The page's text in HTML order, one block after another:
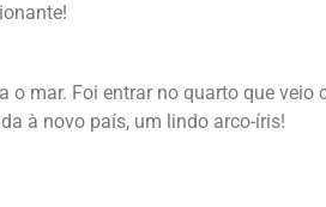
o mar. Foi entrar no quarto que
à novo país, um lindo arco-íris!